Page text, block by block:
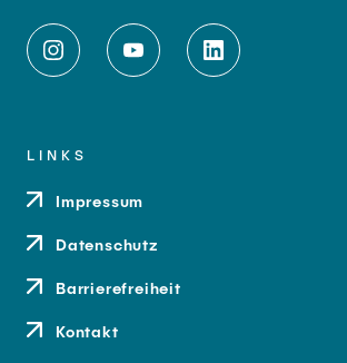
LINKS
Impressum
Datenschutz
Barrierefreiheit
Kontakt